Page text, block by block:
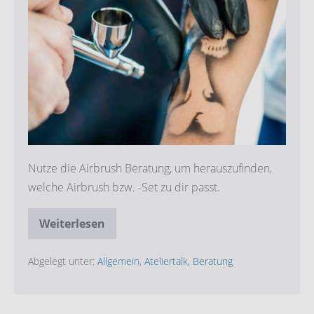
Rat
Nutze die Airbrush Beratung, um herauszufinden,
welche Airbrush bzw. -Set zu dir passt.
Weiterlesen
Beratung
Abgelegt unter: Allgemein, Ateliertalk, Beratung